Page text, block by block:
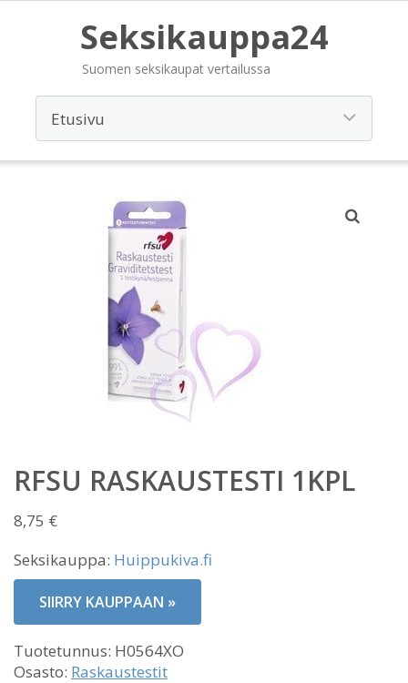
Seksikauppa24
Suomen seksikaupat vertailussa
RFSU RASKAUSTESTI 1KPL
8,75 €
Seksikauppa: Huippukiva.fi
SIIRRY KAUPPAAN »
Tuotetunnus: H0564XO
Osasto: Raskaustestit